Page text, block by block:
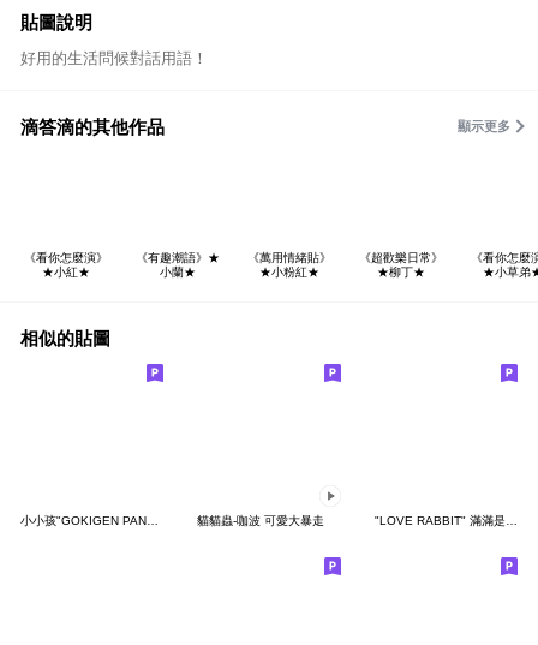
貼圖說明
好用的生活問候對話用語！
滴答滴的其他作品 顯示更多
《看你怎麼演》
★小紅★
《有趣潮語》★
小蘭★
《萬用情緒貼》
★小粉紅★
《超歡樂日常》
★柳丁★
《看你怎麼
★小草弟
相似的貼圖
小小孩"GOKIGEN PANDA" 台灣版 貓貓蟲-咖波 可愛大暴走 "LOVE RABBIT" 滿滿是愛 台灣版